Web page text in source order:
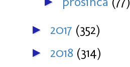
► 2017 (352)
► 2018 (314)